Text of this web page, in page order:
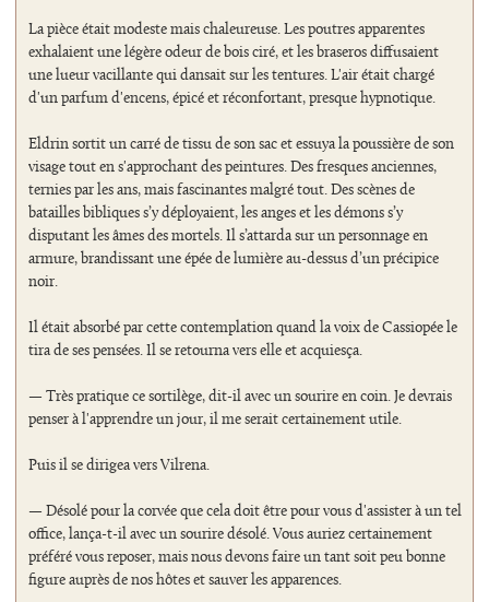
La pièce était modeste mais chaleureuse. Les poutres apparentes
exhalaient une légère odeur de bois ciré, et les braseros diffusaient
une lueur vacillante qui dansait sur les tentures. L'air était chargé
d'un parfum d'encens, épicé et réconfortant, presque hypnotique.
Eldrin sortit un carré de tissu de son sac et essuya la poussière de son
visage tout en s'approchant des peintures. Des fresques anciennes,
ternies par les ans, mais fascinantes malgré tout. Des scènes de
batailles bibliques s’y déployaient, les anges et les démons s’y
disputant les âmes des mortels. Il s’attarda sur un personnage en
armure, brandissant une épée de lumière au-dessus d’un précipice
noir.
Il était absorbé par cette contemplation quand la voix de Cassiopée le
tira de ses pensées. Il se retourna vers elle et acquiesça.
— Très pratique ce sortilège, dit-il avec un sourire en coin. Je devrais
penser à l'apprendre un jour, il me serait certainement utile.
Puis il se dirigea vers Vilrena.
— Désolé pour la corvée que cela doit être pour vous d'assister à un tel
office, lança-t-il avec un sourire désolé. Vous auriez certainement
préféré vous reposer, mais nous devons faire un tant soit peu bonne
figure auprès de nos hôtes et sauver les apparences.